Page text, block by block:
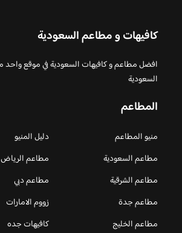
كافيهات و مطاعم السعودية
افضل مطاعم و كافيهات السعودية في موقع واحد
السعودية
المطاعم
منيو المطاعم
دليل المنيو
مطاعم السعودية
مطاعم الرياض
مطاعم الشرقية
مطاعم دبي
مطاعم جدة
زووم الامارات
مطاعم الخليج
كافيهات جده